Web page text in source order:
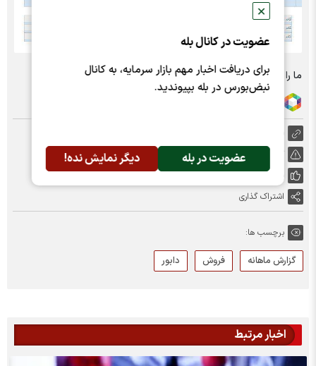
✕
عضویت در کانال بله
برای دریافت اخبار مهم بازار سرمایه، به کانال
نبض‌بورس در بله بپیوندید.
عضویت در بله دیگر نمایش نده!
ما را در شبکه های اجتماعی دنبال کنید :
پسندها:0
اشتراک گذاری
برچسب ها:
گزارش ماهانه فروش دابور
اخبار مرتبط